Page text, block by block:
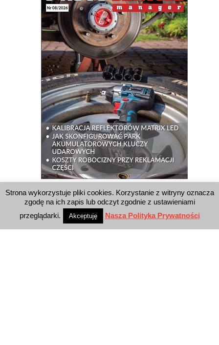
WYSZUKIWARKA
Strona wykorzystuje pliki cookies. Korzystanie z witryny oznacza
zgodę na ich zapis lub odczyt zgodnie z ustawieniami
przeglądarki.
Akceptuję Nasza Polityka Prywatności